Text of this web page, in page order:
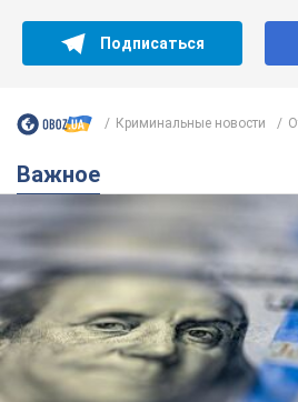
Подписаться
Криминальные новости
Важное